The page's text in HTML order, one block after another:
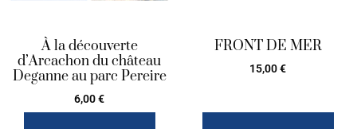
À la découverte
d’Arcachon du château
Deganne au parc Pereire
6,00€
FRONT DE MER
15,00€